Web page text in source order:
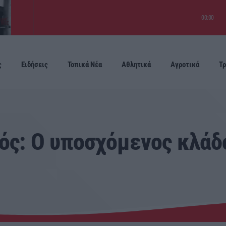
00:00
Ειδήσεις Τοπικά Νέα Αθλητικά Αγροτικά
Ο υποσχόμενος